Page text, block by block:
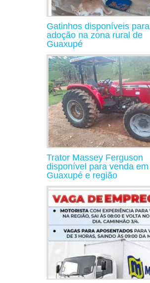
Gatinhos disponíveis para
adoção na zona rural de
Guaxupé
Trator Massey Ferguson
disponível para venda em
Guaxupé e região